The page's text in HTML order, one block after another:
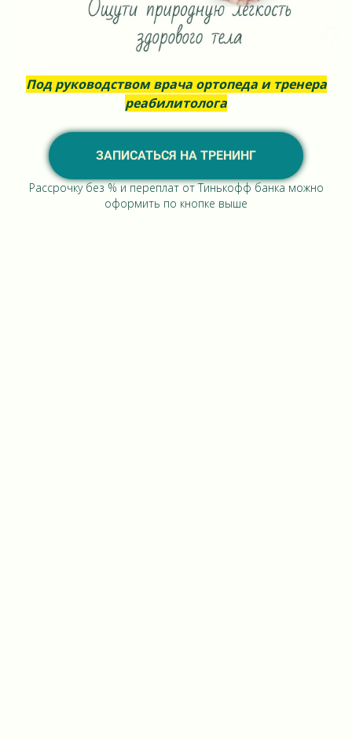
Под руководством врача ортопеда и тренера
реабилитолога
ЗАПИСАТЬСЯ НА ТРЕНИНГ
Рассрочку без % и переплат от Тинькофф банка можно
оформить по кнопке выше